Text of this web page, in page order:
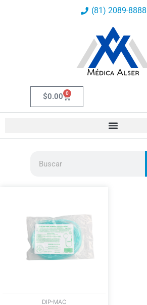
(81) 2089-8888
$0.00 0
Carrito
DIP-MAC